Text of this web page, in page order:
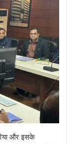
और इसके